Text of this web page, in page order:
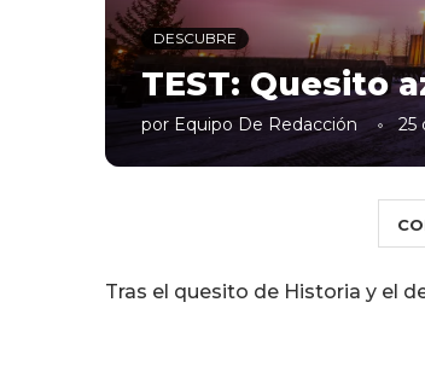
DESCUBRE
TEST: Quesito
por Equipo De Redacción 25
Tras el quesito de Historia y el